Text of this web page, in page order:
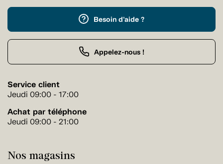
Besoin d'aide ?
Appelez-nous !
Service client
Jeudi 09:00 - 17:00
Achat par téléphone
Jeudi 09:00 - 21:00
Nos magasins